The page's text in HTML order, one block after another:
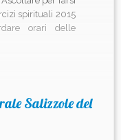
spirituali 2015
orari delle
Salizzole del